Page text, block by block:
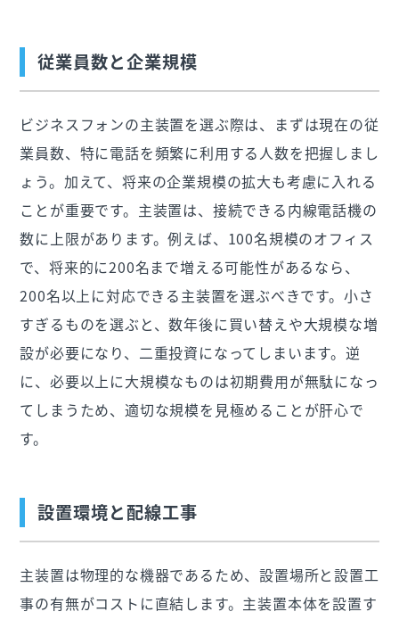
従業員数と企業規模
ビジネスフォンの主装置を選ぶ際は、まずは現在の従
業員数、特に電話を頻繁に利用する人数を把握しまし
ょう。加えて、将来の企業規模の拡大も考慮に入れる
ことが重要です。主装置は、接続できる内線電話機の
数に上限があります。例えば、100名規模のオフィス
で、将来的に200名まで増える可能性があるなら、
200名以上に対応できる主装置を選ぶべきです。小さ
すぎるものを選ぶと、数年後に買い替えや大規模な増
設が必要になり、二重投資になってしまいます。逆
に、必要以上に大規模なものは初期費用が無駄になっ
てしまうため、適切な規模を見極めることが肝心で
す。
設置環境と配線工事
主装置は物理的な機器であるため、設置場所と設置工
事の有無がコストに直結します。主装置本体を設置す